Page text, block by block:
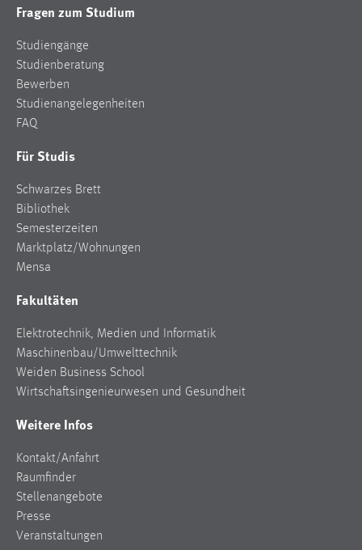
Fragen zum Studium
Studiengänge
Studienberatung
Bewerben
Studienangelegenheiten
FAQ
Für Studis
Schwarzes Brett
Bibliothek
Semesterzeiten
Marktplatz/Wohnungen
Mensa
Fakultäten
Elektrotechnik, Medien und Informatik
Maschinenbau/Umwelttechnik
Weiden Business School
Wirtschaftsingenieurwesen und Gesundheit
Weitere Infos
Kontakt/Anfahrt
Raumfinder
Stellenangebote
Presse
Veranstaltungen